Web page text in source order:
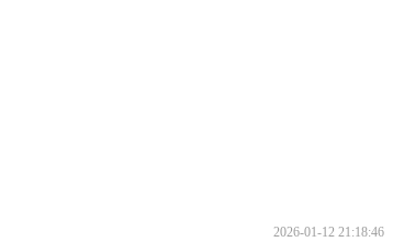
2026-01-12 21:18:46